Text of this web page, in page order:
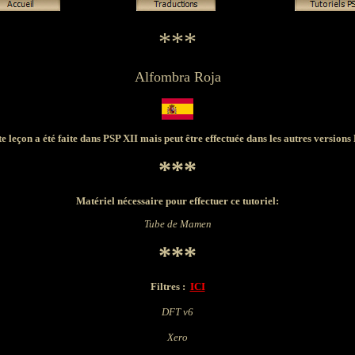
***
Alfombra Roja
leçon a été faite dans PSP XII mais peut être effectuée dans les autres versions
***
Matériel nécessaire pour effectuer ce tutoriel:
Tube de Mamen
***
Filtres : ICI
DFT v6
Xero